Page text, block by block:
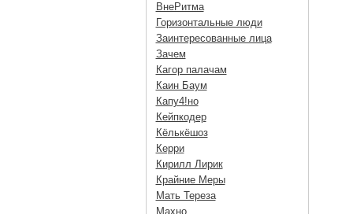
ВнеРитма
Горизонтальные люди
Заинтересованные лица
Зачем
Кагор палачам
Каин Баум
Капу4!но
Кейпкодер
Кёлькёшоз
Керри
Кирилл Лирик
Крайние Меры
Мать Тереза
Махно